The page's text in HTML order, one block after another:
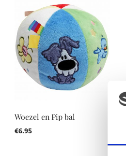
Woezel en Pip bal
€6.95